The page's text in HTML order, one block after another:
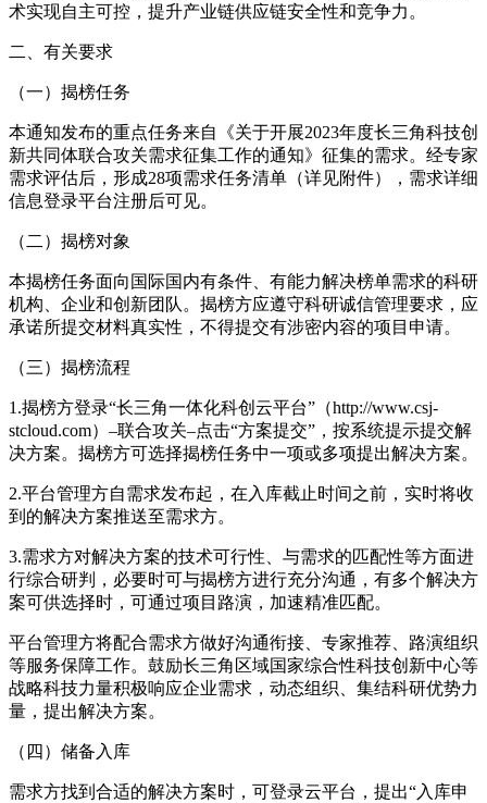
术实现自主可控，提升产业链供应链安全性和竞争力。
二、有关要求
（一）揭榜任务
本通知发布的重点任务来自《关于开展2023年度长三角科技创
新共同体联合攻关需求征集工作的通知》征集的需求。经专家
需求评估后，形成28项需求任务清单（详见附件），需求详细
信息登录平台注册后可见。
（二）揭榜对象
本揭榜任务面向国际国内有条件、有能力解决榜单需求的科研
机构、企业和创新团队。揭榜方应遵守科研诚信管理要求，应
承诺所提交材料真实性，不得提交有涉密内容的项目申请。
（三）揭榜流程
1.揭榜方登录“长三角一体化科创云平台”（http://www.csj-
stcloud.com）–联合攻关–点击“方案提交”，按系统提示提交解
决方案。揭榜方可选择揭榜任务中一项或多项提出解决方案。
2.平台管理方自需求发布起，在入库截止时间之前，实时将收
到的解决方案推送至需求方。
3.需求方对解决方案的技术可行性、与需求的匹配性等方面进
行综合研判，必要时可与揭榜方进行充分沟通，有多个解决方
案可供选择时，可通过项目路演，加速精准匹配。
平台管理方将配合需求方做好沟通衔接、专家推荐、路演组织
等服务保障工作。鼓励长三角区域国家综合性科技创新中心等
战略科技力量积极响应企业需求，动态组织、集结科研优势力
量，提出解决方案。
（四）储备入库
需求方找到合适的解决方案时，可登录云平台，提出“入库申